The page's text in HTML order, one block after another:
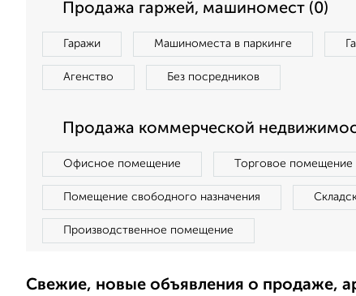
Продажа гаржей, машиномест (0)
Гаражи Машиноместа в паркинге
Агенство Без посредников
Продажа коммерческой
Офисное помещение Торговое помещение
Помещение свободного назначения
Производственное помещение
Свежие, новые объявления о продаже,